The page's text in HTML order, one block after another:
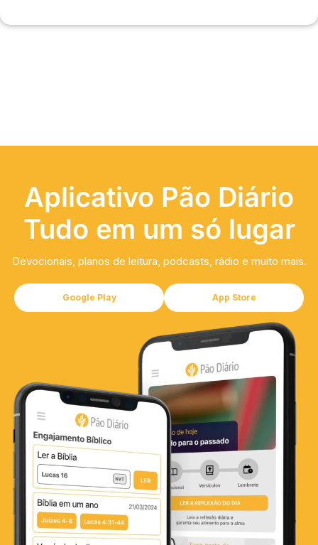
Aplicativo Pão Diário
Tudo em um só lugar
Devocionais, planos de leitura, podcasts, rádio e muito mais.
Google Play App Store